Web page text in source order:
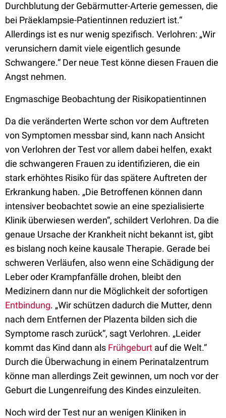
Durchblutung der Gebärmutter-Arterie gemessen, die
bei Präeklampsie-Patientinnen reduziert ist.“
Allerdings ist es nur wenig spezifisch. Verlohren: „Wir
verunsichern damit viele eigentlich gesunde
Schwangere.“ Der neue Test könne diesen Frauen die
Angst nehmen.
Engmaschige Beobachtung der Risikopatientinnen
Da die veränderten Werte schon vor dem Auftreten
von Symptomen messbar sind, kann nach Ansicht
von Verlohren der Test vor allem dabei helfen, exakt
die schwangeren Frauen zu identifizieren, die ein
stark erhöhtes Risiko für das spätere Auftreten der
Erkrankung haben. „Die Betroffenen können dann
intensiver beobachtet sowie an eine spezialisierte
Klinik überwiesen werden“, schildert Verlohren. Da die
genaue Ursache der Krankheit nicht bekannt ist, gibt
es bislang noch keine kausale Therapie. Gerade bei
schweren Verläufen, also wenn eine Schädigung der
Leber oder Krampfanfälle drohen, bleibt den
Medizinern dann nur die Möglichkeit der sofortigen
Entbindung. „Wir schützen dadurch die Mutter, denn
nach dem Entfernen der Plazenta bilden sich die
Symptome rasch zurück“, sagt Verlohren. „Leider
kommt das Kind dann als Frühgeburt auf die Welt.“
Durch die Überwachung in einem Perinatalzentrum
könne man allerdings Zeit gewinnen, um noch vor der
Geburt die Lungenreifung des Kindes einzuleiten.
Noch wird der Test nur an wenigen Kliniken in